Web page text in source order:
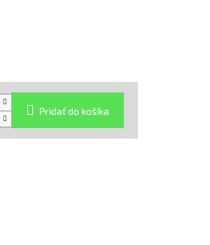
Pridať do košíka